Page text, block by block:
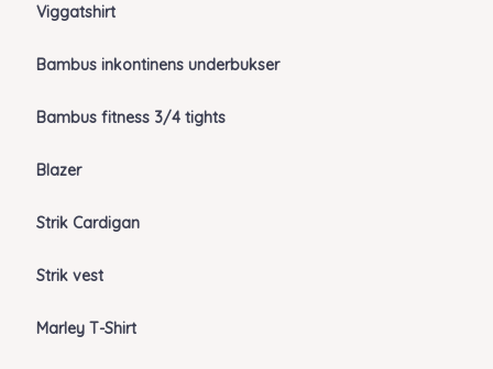
Viggatshirt
Bambus inkontinens underbukser
Bambus fitness 3/4 tights
Blazer
Strik Cardigan
Strik vest
Marley T-Shirt